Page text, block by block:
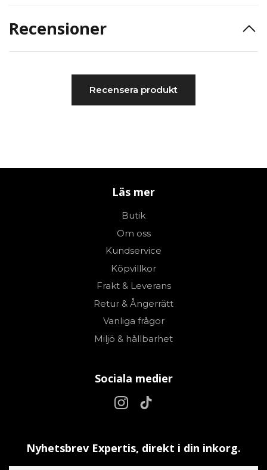
Recensioner
Recensera produkt
Läs mer
Butik
Om oss
Kundservice
Köpvillkor
Frakt & Leverans
Retur & Ångerrätt
Vanliga frågor
Miljö & hållbarhet
Sociala medier
Nyhetsbrev Expertis, direkt i din inkorg.